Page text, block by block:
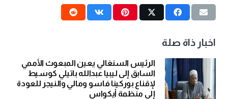
اخبار ذاة صلة
الرئيس السنغالي يعين المبعوث الأممي
السابق إلى ليبيا عبدالله باتيلي كوسيط
لإقناع بوركينا فاسو ومالي والنيجر للعودة
إلى منظمة أيكواس